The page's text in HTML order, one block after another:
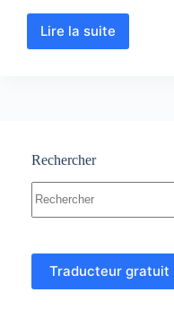
Lire la suiteMacroéconomie
PDF
Rechercher
résultat
Traducteur gratuit